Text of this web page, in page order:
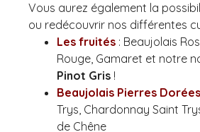
Vous aurez également la
ou redécouvrir nos différentes
Les fruités : Beaujolais
Rouge, Gamaret et notre
Pinot Gris !
Beaujolais Pierres Dorées
Trys, Chardonnay Saint
de Chêne